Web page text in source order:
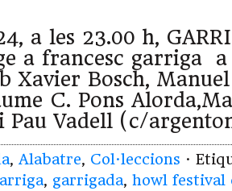
a les 23.00 h,
a francesc garriga
Xavier Bosch,
C. Pons
Pau Vadell (c/
, Alabatre, Col·leccions ·
, garrigada, howl festival